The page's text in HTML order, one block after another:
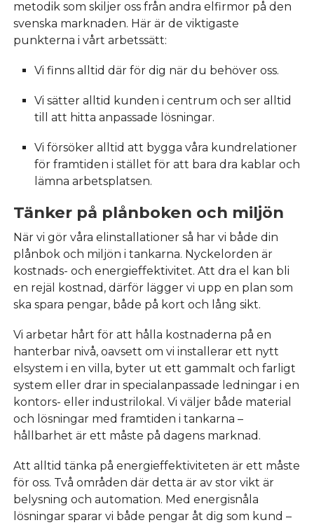
metodik som skiljer oss från andra elfirmor på den
svenska marknaden. Här är de viktigaste
punkterna i vårt arbetssätt:
Vi finns alltid där för dig när du behöver oss.
Vi sätter alltid kunden i centrum och ser alltid
till att hitta anpassade lösningar.
Vi försöker alltid att bygga våra kundrelationer
för framtiden i stället för att bara dra kablar och
lämna arbetsplatsen.
Tänker på plånboken och miljön
När vi gör våra elinstallationer så har vi både din
plånbok och miljön i tankarna. Nyckelorden är
kostnads- och energieffektivitet. Att dra el kan bli
en rejäl kostnad, därför lägger vi upp en plan som
ska spara pengar, både på kort och lång sikt.
Vi arbetar hårt för att hålla kostnaderna på en
hanterbar nivå, oavsett om vi installerar ett nytt
elsystem i en villa, byter ut ett gammalt och farligt
system eller drar in specialanpassade ledningar i en
kontors- eller industrilokal. Vi väljer både material
och lösningar med framtiden i tankarna –
hållbarhet är ett måste på dagens marknad.
Att alltid tänka på energieffektiviteten är ett måste
för oss. Två områden där detta är av stor vikt är
belysning och automation. Med energisnåla
lösningar sparar vi både pengar åt dig som kund –